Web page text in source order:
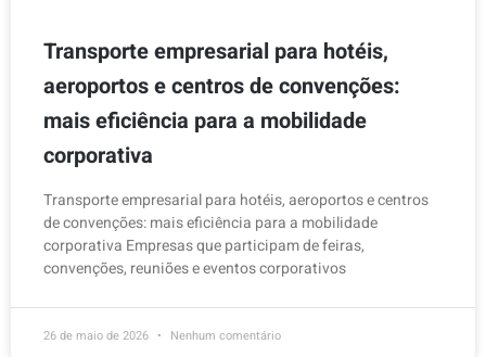
Transporte empresarial para hotéis,
aeroportos e centros de convenções:
mais eficiência para a mobilidade
corporativa
Transporte empresarial para hotéis, aeroportos e centros
de convenções: mais eficiência para a mobilidade
corporativa Empresas que participam de feiras,
convenções, reuniões e eventos corporativos
26 de maio de 2026 Nenhum comentário